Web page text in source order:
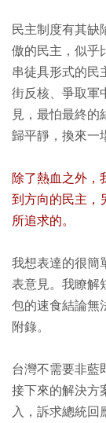
民主制度有其缺
傲的民主，似乎
串徒具形式的民
街反核、爭取
見，最怕最終的
歸平靜，換來一
除了熱血之外，
到方向的民主，
所追求的。
我想表達的很簡
表意見。 我瞭解
包的速食結論無
附錄。
台灣不需要非藍
接下來的解決方
入，訴求總統回